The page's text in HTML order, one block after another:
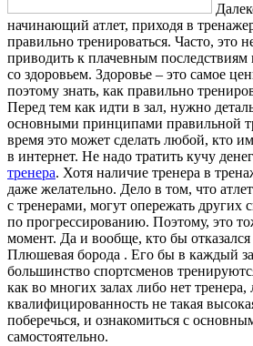
начинающий атлет, приходя в
правильно тренироваться. Часто, это
приводить к плачевным
со здоровьем. Здоровье – это самое
поэтому знать, как правильно
Перед тем как идти в зал, нужно
основными принципами правильной
время это может сделать любой, кто
в интернет. Не надо тратить кучу
тренера. Хотя наличие тренера в
даже желательно. Дело в том, что
с тренерами, могут опережать других
по прогрессированию. Поэтому, это
момент. Да и вообще, кто бы отказался
Плюшевая борода . Его бы в каждый
большинство спортсменов
как во многих залах либо нет тренера,
квалифицированность не такая
поберечься, и ознакомиться с
самостоятельно.